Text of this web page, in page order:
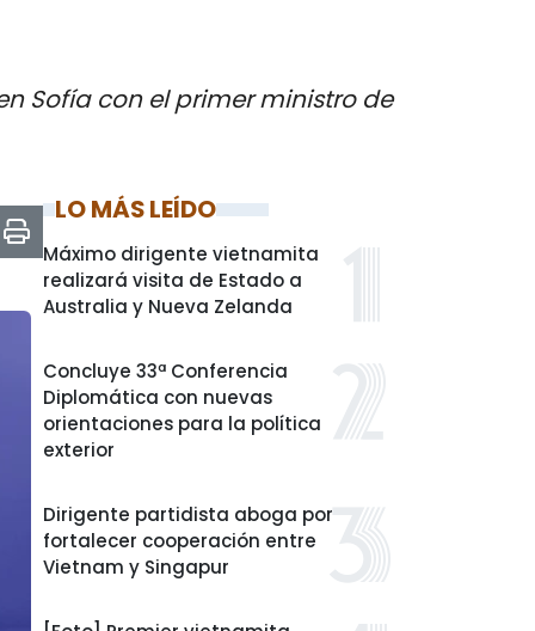
Sofía con el primer ministro de
LO MÁS LEÍDO
Máximo dirigente vietnamita
realizará visita de Estado a
Australia y Nueva Zelanda
Concluye 33ª Conferencia
Diplomática con nuevas
orientaciones para la política
exterior
Dirigente partidista aboga por
fortalecer cooperación entre
Vietnam y Singapur